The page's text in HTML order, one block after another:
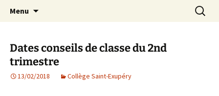
AIP Paris 14 – Association
Indépendante des Parents
d'élèves depuis 1981
Agit – s'Investit – Participe au service des
enfants du secteur scolaire Dolent-Arago-
Menu
Dates conseils de classe du 2nd
trimestre
13/02/2018 Collège Saint-Exupéry